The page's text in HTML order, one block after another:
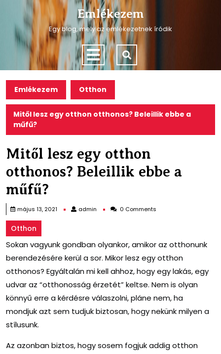
content
Emlékezem
Egy blog, mely az emlékezetnek íródik
Open
Menu
Emlékezem Otthon
Mitől lesz egy otthon otthonos? Beleillik ebbe a
műfű?
Mitől lesz egy otthon
otthonos? Beleillik ebbe a
műfű?
május 13, 2021 admin admin 0 Comments
Otthon
Sokan vagyunk gondban olyankor, amikor az otthonunk
berendezésére kerül a sor. Mikor lesz egy otthon
otthonos? Egyáltalán mi kell ahhoz, hogy egy lakás, egy
udvar az “otthonosság érzetét” keltse. Nem is olyan
könnyű erre a kérdésre válaszolni, pláne nem, ha
mondjuk azt sem tudjuk biztosan, hogy nekünk milyen a
stílusunk.
Az azonban biztos, hogy sosem fogjuk addig otthon